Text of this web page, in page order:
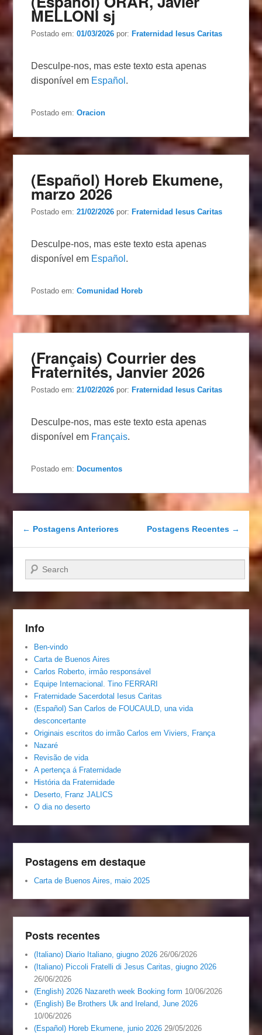
MELLONI sj
Postado em:01/03/2026 por: Fraternidad Iesus Caritas
Desculpe-nos, mas este texto esta apenas
disponível em Español .
Postado em: Oracion
(Español) Horeb Ekumene,
marzo 2026
Postado em:21/02/2026 por: Fraternidad Iesus Caritas
Desculpe-nos, mas este texto esta apenas
disponível em Español .
Postado em: Comunidad Horeb
(Français) Courrier des
Fraternités, Janvier 2026
Postado em:21/02/2026 por:Fraternidad Iesus Caritas
Desculpe-nos, mas este texto esta apenas
disponível em Français.
Postado em: Documentos
Navegação das postagens
← Postagens Anteriores Postagens Recentes →
Pesquisar…
Info
Ben-vindo
Carta de Buenos Aires
Carlos Roberto, irmâo responsável
Equipe Internacional. Tino FERRARI
Fraternidade Sacerdotal Iesus Caritas
(Español) San Carlos de FOUCAULD, una vida
desconcertante
Originais escritos do irmão Carlos em Viviers, França
Nazaré
Revisão de vida
A pertença á Fraternidade
História da Fraternidade
Deserto, Franz JALICS
O dia no deserto
Postagens em destaque
Carta de Buenos Aires, maio 2025
Posts recentes
(Italiano) Diario Italiano, giugno 2026 26/06/2026
(Italiano) Piccoli Fratelli di Jesus Caritas, giugno 2026
26/06/2026
(English) 2026 Nazareth week Booking form 10/06/2026
(English) Be Brothers Uk and Ireland, June 2026
10/06/2026
(Español) Horeb Ekumene, junio 2026 29/05/2026